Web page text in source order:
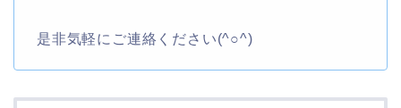
是非気軽にご連絡ください(^○^)